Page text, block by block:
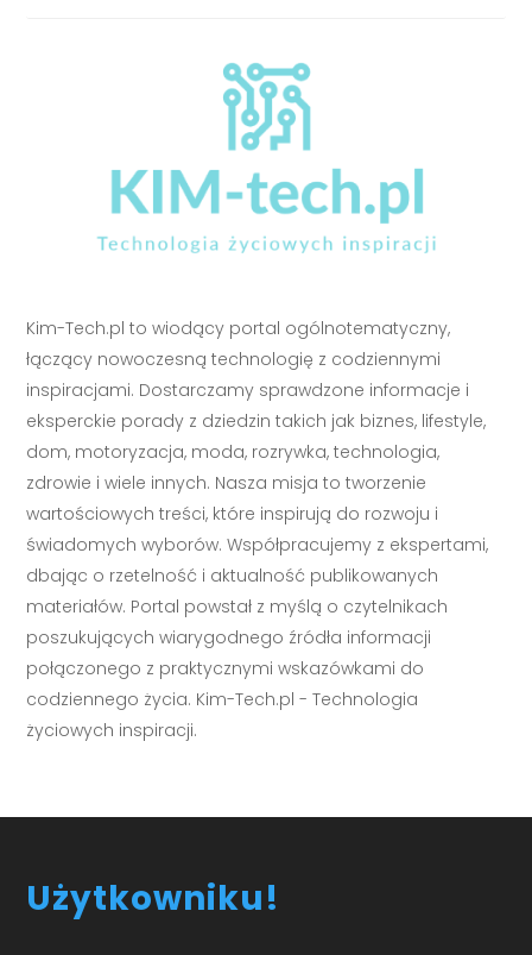
Kim-Tech.pl to wiodący portal ogólnotematyczny,
łączący nowoczesną technologię z codziennymi
inspiracjami. Dostarczamy sprawdzone informacje i
eksperckie porady z dziedzin takich jak biznes, lifestyle,
dom, motoryzacja, moda, rozrywka, technologia,
zdrowie i wiele innych. Nasza misja to tworzenie
wartościowych treści, które inspirują do rozwoju i
świadomych wyborów. Współpracujemy z ekspertami,
dbając o rzetelność i aktualność publikowanych
materiałów. Portal powstał z myślą o czytelnikach
poszukujących wiarygodnego źródła informacji
połączonego z praktycznymi wskazówkami do
codziennego życia. Kim-Tech.pl - Technologia
życiowych inspiracji.
Użytkowniku!